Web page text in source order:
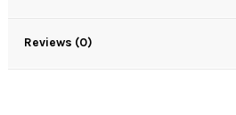
Reviews (0)